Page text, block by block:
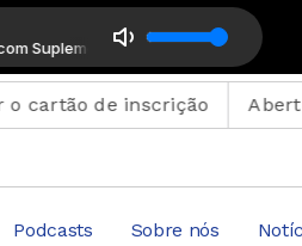
Suplemento MusicalRadio
inscrição Abertura de
Podcasts Sobre nós